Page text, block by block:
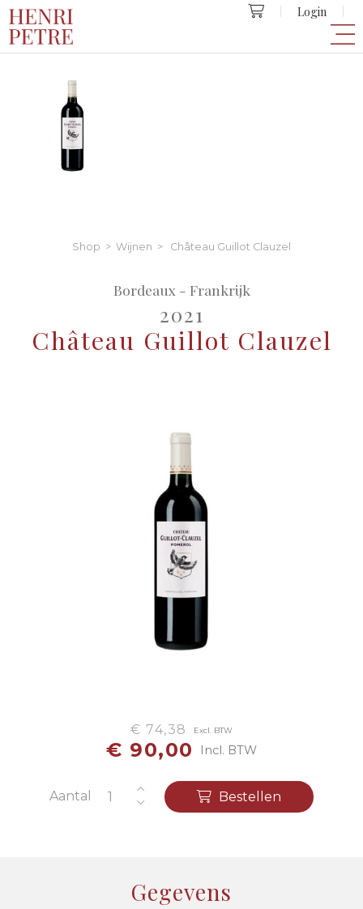
Login
Shop > Wijnen > Château Guillot Clauzel
Bordeaux - Frankrijk
2021
Château Guillot Clauzel
€ 74,38 Excl. BTW
€ 90,00 Incl. BTW
Aantal Bestellen
Gegevens